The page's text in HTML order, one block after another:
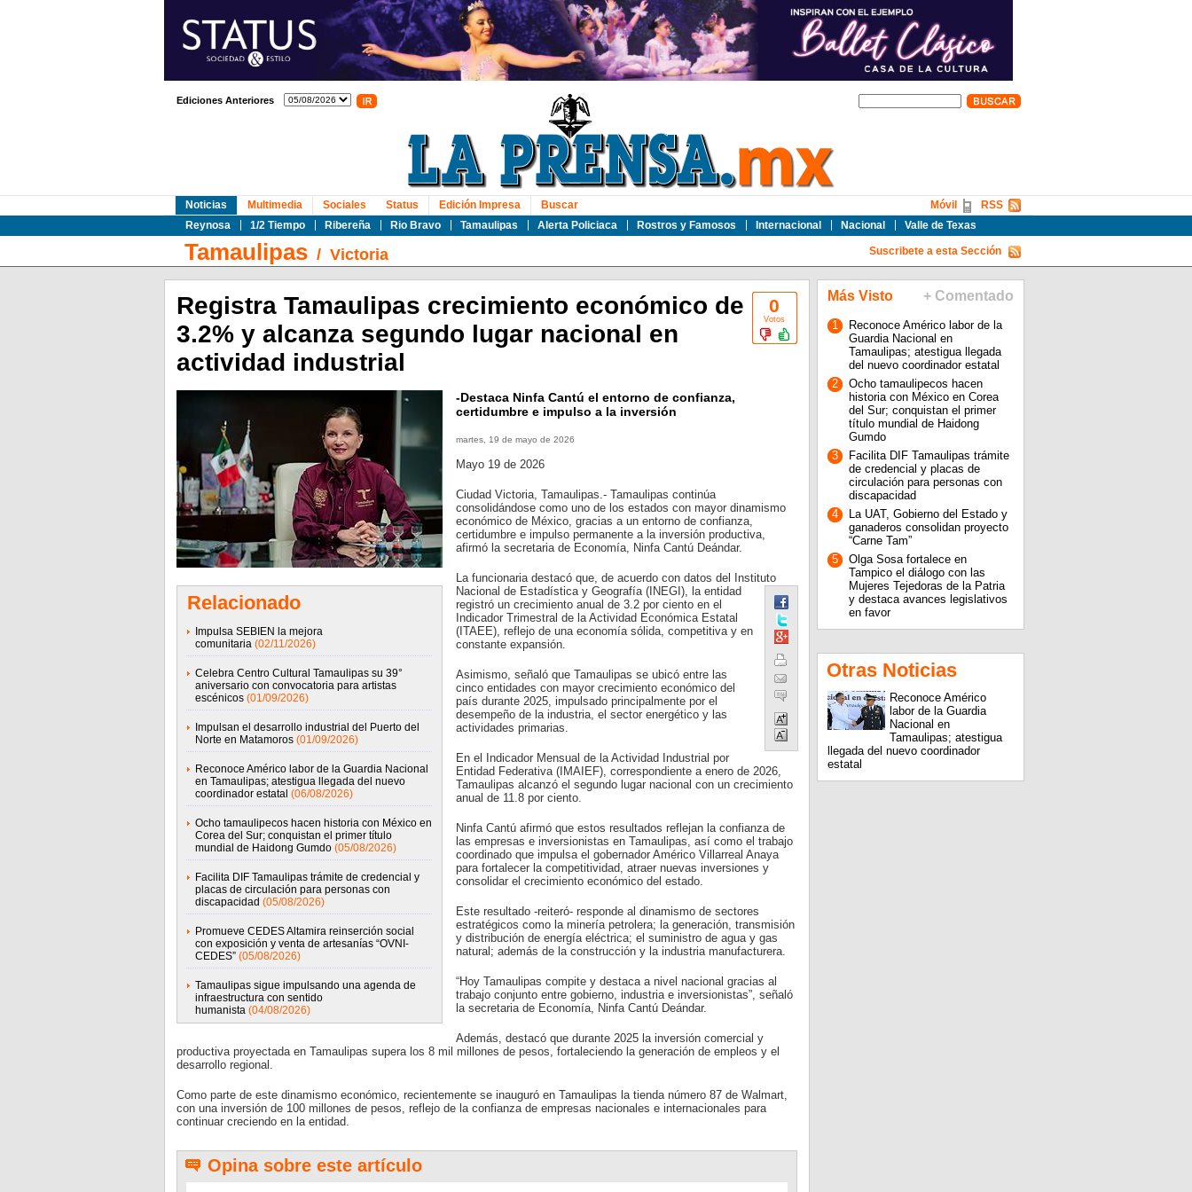
Ediciones Anteriores
Noticias
Reynosa
1/2 Tiempo Ribereña Rio Bravo Tamaulipas Alerta Policiaca Rostros y Famosos Internacional Nacional Valle de Texas
Multimedia Sociales Status Edición Impresa Buscar RSS
Móvil
Tamaulipas/ Victoria Suscribete a esta Sección
0
Votos
Registra Tamaulipas crecimiento económico de
3.2% y alcanza segundo lugar nacional en
actividad industrial
Relacionado
Impulsa SEBIEN la mejora
comunitaria (02/11/2026)
Celebra Centro Cultural Tamaulipas su 39°
aniversario con convocatoria para artistas
escénicos (01/09/2026)
Impulsan el desarrollo industrial del Puerto del
Norte en Matamoros (01/09/2026)
Reconoce Américo labor de la Guardia Nacional
en Tamaulipas; atestigua llegada del nuevo
coordinador estatal (06/08/2026)
Ocho tamaulipecos hacen historia con México en
Corea del Sur; conquistan el primer título
mundial de Haidong Gumdo (05/08/2026)
Facilita DIF Tamaulipas trámite de credencial y
placas de circulación para personas con
discapacidad (05/08/2026)
Promueve CEDES Altamira reinserción social
con exposición y venta de artesanías “OVNI-
CEDES” (05/08/2026)
Tamaulipas sigue impulsando una agenda de
infraestructura con sentido
humanista (04/08/2026)
-Destaca Ninfa Cantú el entorno de confianza,
certidumbre e impulso a la inversión
martes, 19 de mayo de 2026
Mayo 19 de 2026
Ciudad Victoria, Tamaulipas.- Tamaulipas continúa
consolidándose como uno de los estados con mayor dinamismo
económico de México, gracias a un entorno de confianza,
certidumbre e impulso permanente a la inversión productiva,
afirmó la secretaria de Economía, Ninfa Cantú Deándar.
La funcionaria destacó que, de acuerdo con datos del Instituto
Nacional de Estadística y Geografía (INEGI), la entidad
registró un crecimiento anual de 3.2 por ciento en el
Indicador Trimestral de la Actividad Económica Estatal
(ITAEE), reflejo de una economía sólida, competitiva y en
constante expansión.
Asimismo, señaló que Tamaulipas se ubicó entre las
cinco entidades con mayor crecimiento económico del
país durante 2025, impulsado principalmente por el
desempeño de la industria, el sector energético y las
actividades primarias.
En el Indicador Mensual de la Actividad Industrial por
Entidad Federativa (IMAIEF), correspondiente a enero de 2026,
Tamaulipas alcanzó el segundo lugar nacional con un crecimiento
anual de 11.8 por ciento.
Ninfa Cantú afirmó que estos resultados reflejan la confianza de
las empresas e inversionistas en Tamaulipas, así como el trabajo
coordinado que impulsa el gobernador Américo Villarreal Anaya
para fortalecer la competitividad, atraer nuevas inversiones y
consolidar el crecimiento económico del estado.
Este resultado -reiteró- responde al dinamismo de sectores
estratégicos como la minería petrolera; la generación, transmisión
y distribución de energía eléctrica; el suministro de agua y gas
natural; además de la construcción y la industria manufacturera.
“Hoy Tamaulipas compite y destaca a nivel nacional gracias al
trabajo conjunto entre gobierno, industria e inversionistas”, señaló
la secretaria de Economía, Ninfa Cantú Deándar.
Además, destacó que durante 2025 la inversión comercial y
productiva proyectada en Tamaulipas supera los 8 mil millones de pesos, fortaleciendo la generación de empleos y el
desarrollo regional.
Como parte de este dinamismo económico, recientemente se inauguró en Tamaulipas la tienda número 87 de Walmart,
con una inversión de 100 millones de pesos, reflejo de la confianza de empresas nacionales e internacionales para
continuar creciendo en la entidad.
Opina sobre este artículo
Más Visto + Comentado
1
Reconoce Américo labor de la
Guardia Nacional en
Tamaulipas; atestigua llegada
del nuevo coordinador estatal
2
Ocho tamaulipecos hacen
historia con México en Corea
del Sur; conquistan el primer
título mundial de Haidong
Gumdo
3
Facilita DIF Tamaulipas trámite
de credencial y placas de
circulación para personas con
discapacidad
4
La UAT, Gobierno del Estado y
ganaderos consolidan proyecto
“Carne Tam”
5
Olga Sosa fortalece en
Tampico el diálogo con las
Mujeres Tejedoras de la Patria
y destaca avances legislativos
en favor
Otras Noticias
Reconoce Américo
labor de la Guardia
Nacional en
Tamaulipas; atestigua
llegada del nuevo coordinador
estatal